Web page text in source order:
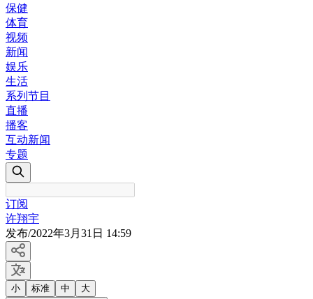
保健
体育
视频
新闻
娱乐
生活
系列节目
直播
播客
互动新闻
专题
订阅
许翔宇
发布/2022年3月31日 14:59
小 标准 中 大